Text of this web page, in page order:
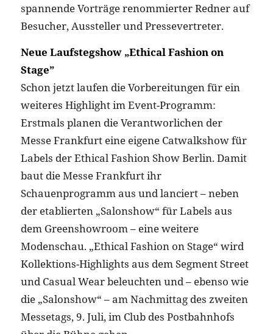
spannende Vorträge renommierter Redner auf
Besucher, Aussteller und Pressevertreter.
Neue Laufstegshow „Ethical Fashion on
Stage”
Schon jetzt laufen die Vorbereitungen für ein
weiteres Highlight im Event-Programm:
Erstmals planen die Verantworlichen der
Messe Frankfurt eine eigene Catwalkshow für
Labels der Ethical Fashion Show Berlin. Damit
baut die Messe Frankfurt ihr
Schauenprogramm aus und lanciert – neben
der etablierten „Salonshow“ für Labels aus
dem Greenshowroom – eine weitere
Modenschau. „Ethical Fashion on Stage“ wird
Kollektions-Highlights aus dem Segment Street
und Casual Wear beleuchten und – ebenso wie
die „Salonshow“ – am Nachmittag des zweiten
Messetags, 9. Juli, im Club des Postbahnhofs